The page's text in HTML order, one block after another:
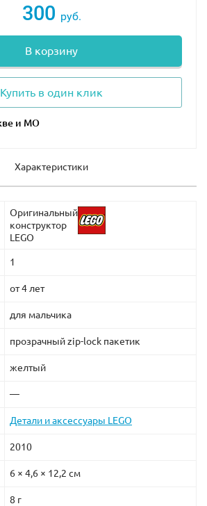
300 руб.
В корзину
Купить в один клик
Характеристики
Оригинальный
конструктор
LEGO
1
от 4 лет
для мальчика
прозрачный zip-lock пакетик
желтый
—
Детали и аксессуары LEGO
2010
6 × 4,6 × 12,2 см
8 г